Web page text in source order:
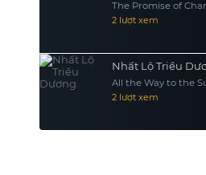
The Promise of
2 lượt xem
Nhất Lộ Triều
All the Way to the
2 lượt xem